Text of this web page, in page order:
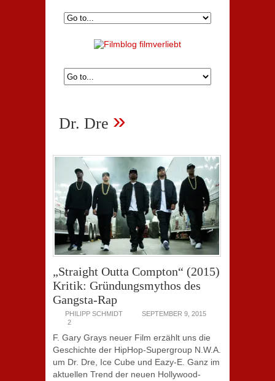
Dr. Dre »
„Straight Outta Compton“ (2015)
Kritik: Gründungsmythos des
Gangsta-Rap
PHILIPP SCHMIDT
SEPTEMBER 9, 2015
2
F. Gary Grays neuer Film erzählt uns die
Geschichte der HipHop-Supergroup N.W.A.
um Dr. Dre, Ice Cube und Eazy-E. Ganz im
aktuellen Trend der neuen Hollywood-